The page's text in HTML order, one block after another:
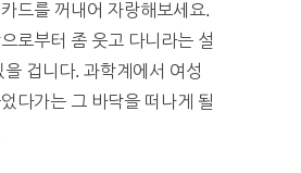
드를 꺼내어 자랑해보세요.
로부터 좀 웃고 다니라는 설
을 겁니다. 과학계에서 여성
다가는 그 바닥을 떠나게 될